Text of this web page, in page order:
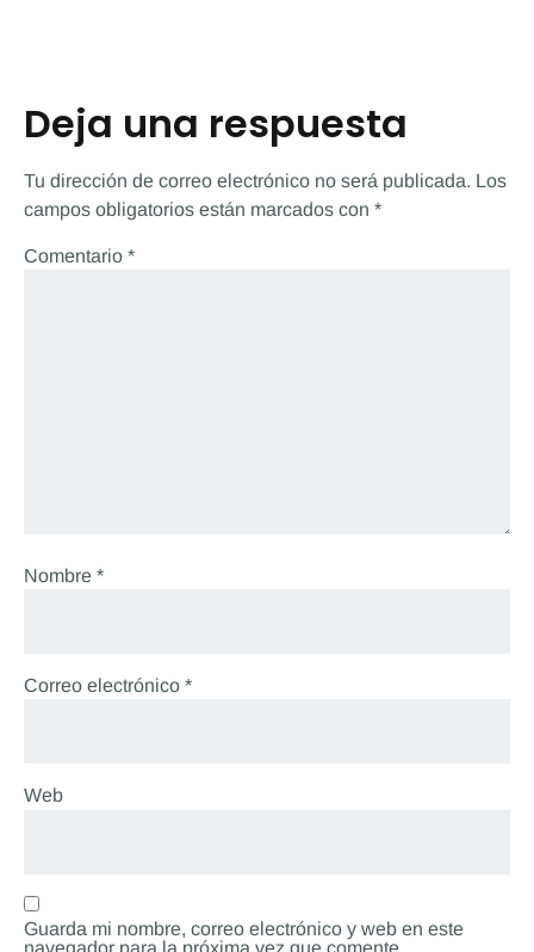
Deja una respuesta
Tu dirección de correo electrónico no será publicada. Los
campos obligatorios están marcados con *
Comentario *
Nombre *
Correo electrónico *
Web
Guarda mi nombre, correo electrónico y web en este
navegador para la próxima vez que comente.